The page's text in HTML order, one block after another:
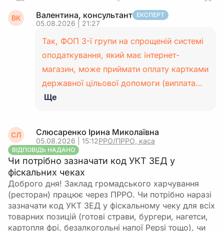
ВК Валентина, консультант ЕКСПЕРТ
05.08.2026 | 21:27
Так, ФОП 3-ї групи на спрощеній системі
оподаткування, який має інтернет-
магазин, може приймати оплату картками
державної цільової допомоги (виплата…
Ще
СЛ Слюсаренко Ірина Миколаївна
05.08.2026 | 15:12РРО/ПРРО, каса
ВІДПОВІДЬ НАДАНО
Чи потрібно зазначати код УКТ ЗЕД у
фіскальних чеках
Доброго дня! Заклад громадського харчування
(ресторан) працює через ПРРО. Чи потрібно наразі
зазначати код УКТ ЗЕД у фіскальному чеку для всіх
товарних позицій (готові страви, бургери, нагетси,
картопля фрі, безалкогольні напої Pepsi тощо), чи